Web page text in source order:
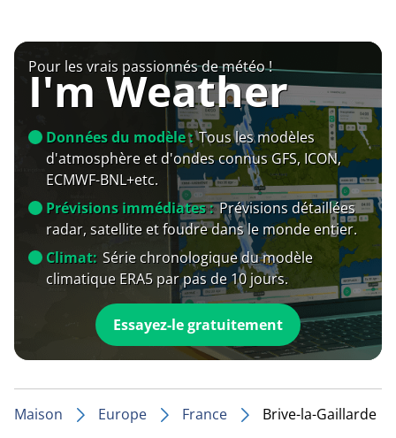
Pour les vrais passionnés de météo !
I'm Weather
Données du modèle : Tous les modèles
d'atmosphère et d'ondes connus GFS, ICON,
ECMWF-BNL+etc.
Prévisions immédiates : Prévisions détaillées
radar, satellite et foudre dans le monde entier.
Climat: Série chronologique du modèle
climatique ERA5 par pas de 10 jours.
Essayez-le gratuitement
Maison Europe France Brive-la-Gaillarde